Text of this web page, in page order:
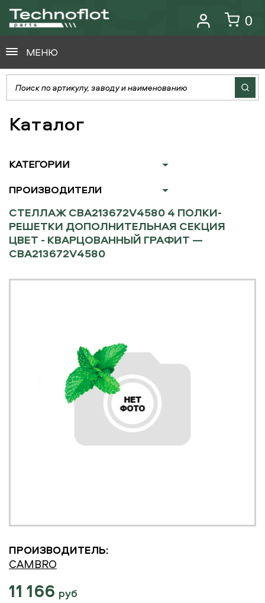
0
МЕНЮ
Каталог
КАТЕГОРИИ
ПРОИЗВОДИТЕЛИ
СТЕЛЛАЖ CBA213672V4580 4 ПОЛКИ-
РЕШЕТКИ ДОПОЛНИТЕЛЬНАЯ СЕКЦИЯ
ЦВЕТ - КВАРЦОВАННЫЙ ГРАФИТ —
CBA213672V4580
ПРОИЗВОДИТЕЛЬ:
CAMBRO
11 166 руб